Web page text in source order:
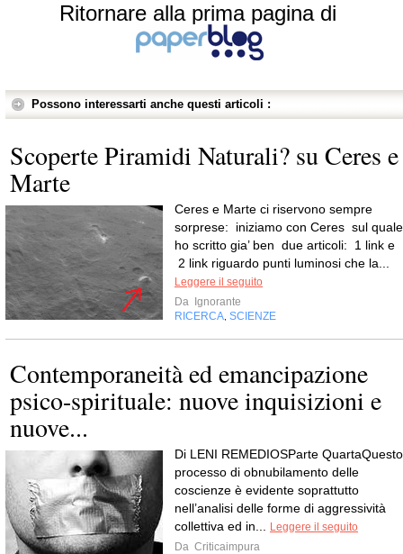
Ritornare alla prima pagina di
Possono interessarti anche questi articoli :
Scoperte Piramidi Naturali? su Ceres e
Marte
Ceres e Marte ci riservono sempre
sorprese: iniziamo con Ceres sul quale
ho scritto gia’ ben due articoli: 1 link e
2 link riguardo punti luminosi che la...
Leggere il seguito
Da
Ignorante
RICERCA SCIENZE
Contemporaneità ed emancipazione
psico-spirituale: nuove inquisizioni e
nuove...
Di LENI REMEDIOSParte QuartaQuesto
processo di obnubilamento delle
coscienze è evidente soprattutto
nell’analisi delle forme di aggressività
collettiva ed in...
Leggere il seguito
Da Criticaimpura